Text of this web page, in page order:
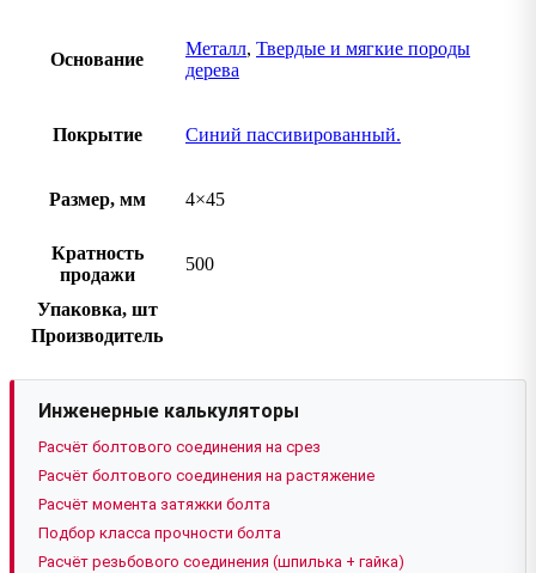
Основание
Металл, Твердые и мягкие породы
дерева
Покрытие Синий пассивированный.
Размер, мм 4×45
Кратность
продажи
500
Упаковка, шт
Производитель
Инженерные калькуляторы
Расчёт болтового соединения на срез
Расчёт болтового соединения на растяжение
Расчёт момента затяжки болта
Подбор класса прочности болта
Расчёт резьбового соединения (шпилька + гайка)